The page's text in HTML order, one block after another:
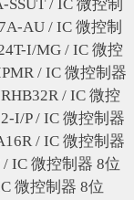
SSUT / IC 微控制
AU / IC 微控制
I/MG / IC 微控
/ IC 微控制器
/ IC 微控
I/P / IC 微控制器
/ IC 微控制器
/ IC 微控制器 8位
微控制器 8位